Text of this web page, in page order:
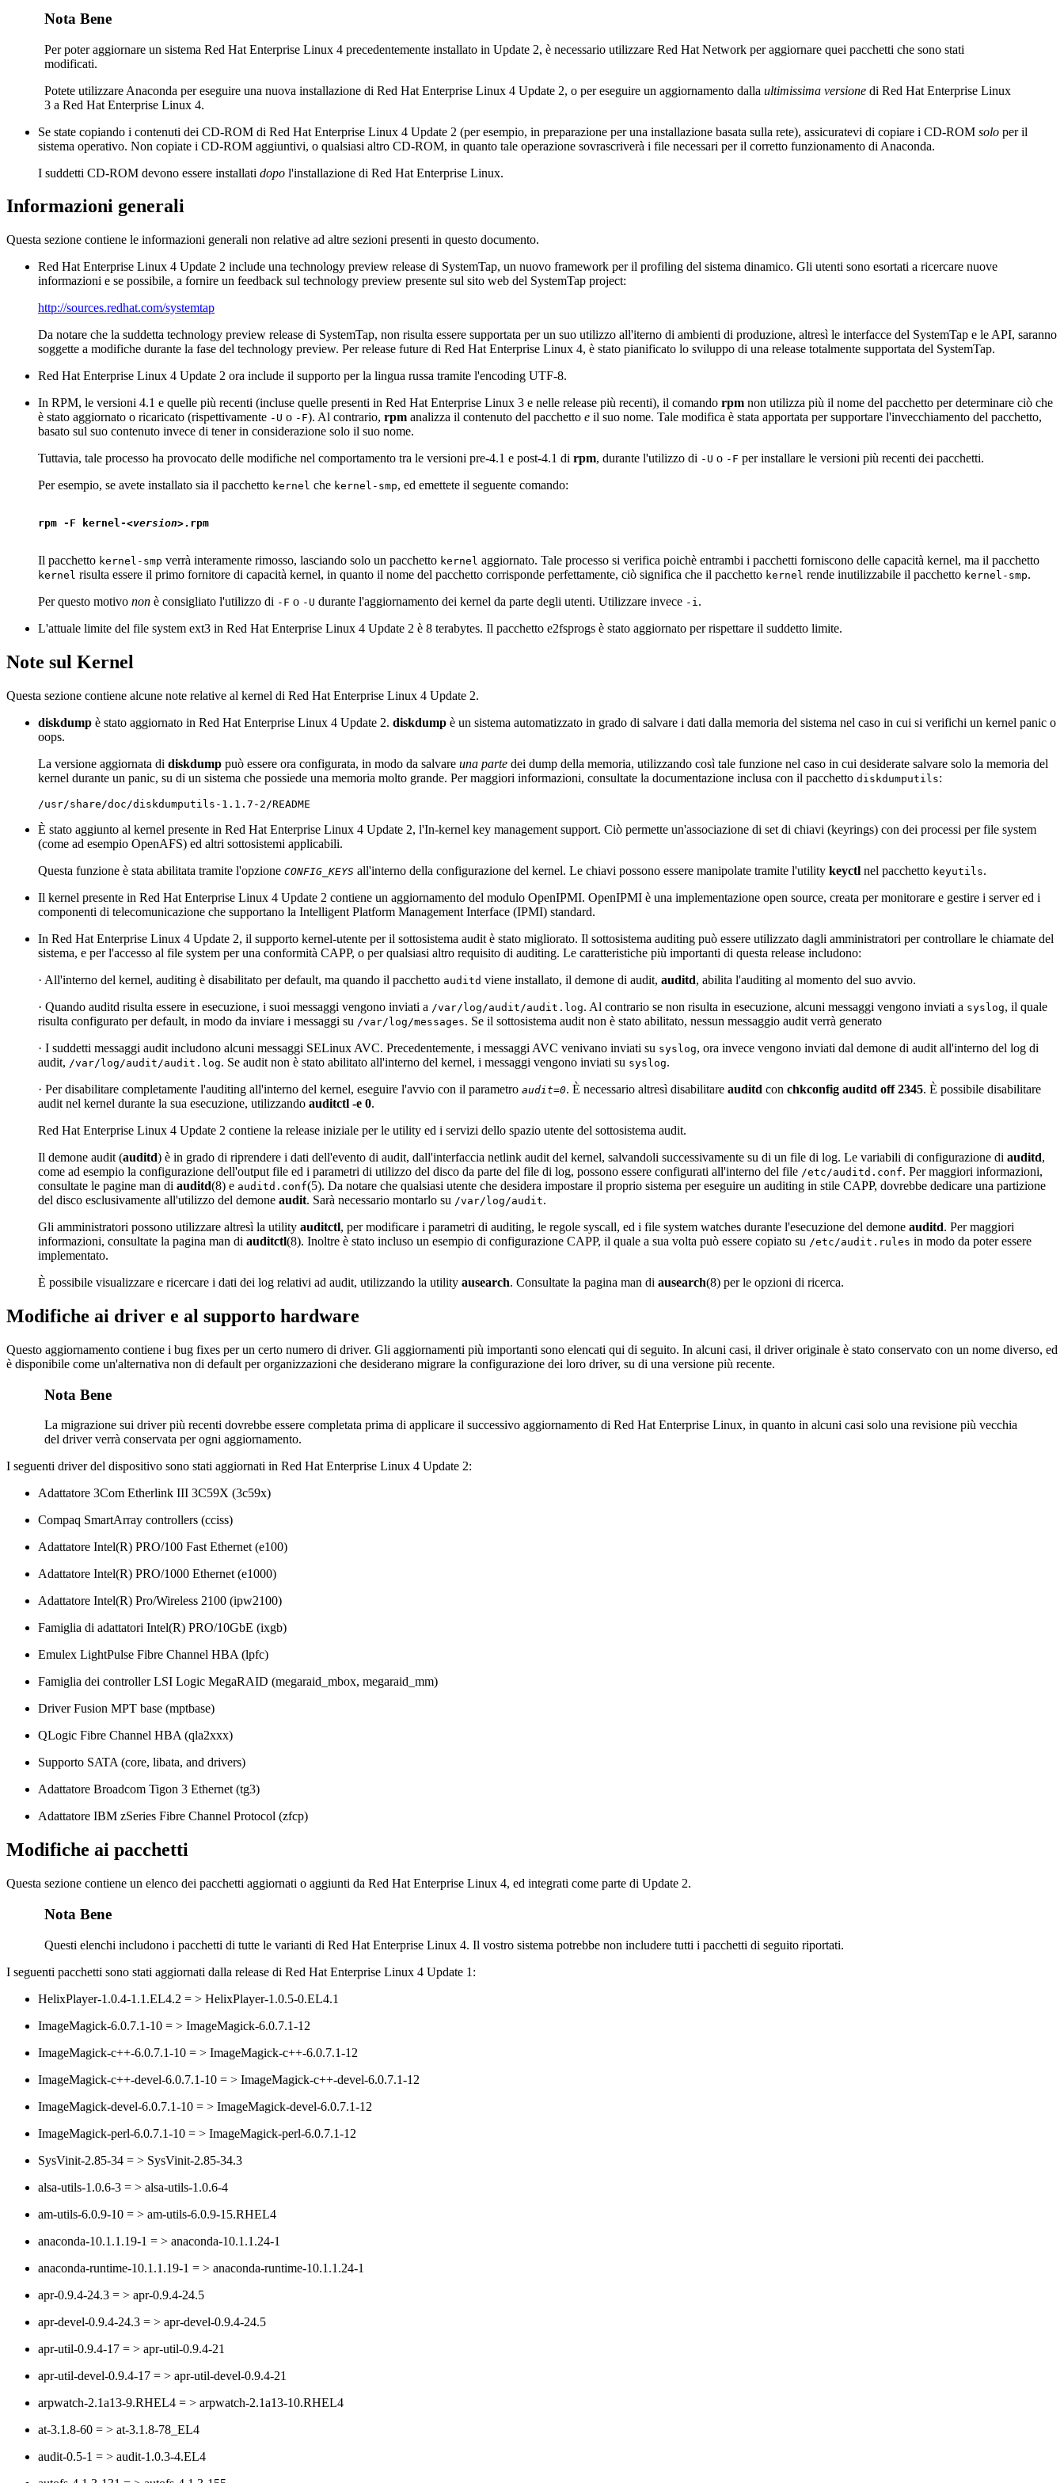
Nota Bene
Per poter aggiornare un sistema Red Hat Enterprise Linux 4 precedentemente installato in Update 2, è necessario utilizzare Red Hat Network per aggiornare quei pacchetti che sono stati
modificati.
Potete utilizzare Anaconda per eseguire una nuova installazione di Red Hat Enterprise Linux 4 Update 2, o per eseguire un aggiornamento dalla ultimissima versione di Red Hat Enterprise Linux
3 a Red Hat Enterprise Linux 4.
Se state copiando i contenuti dei CD-ROM di Red Hat Enterprise Linux 4 Update 2 (per esempio, in preparazione per una installazione basata sulla rete), assicuratevi di copiare i CD-ROM solo per il
sistema operativo. Non copiate i CD-ROM aggiuntivi, o qualsiasi altro CD-ROM, in quanto tale operazione sovrascriverà i file necessari per il corretto funzionamento di Anaconda.
I suddetti CD-ROM devono essere installati dopo l'installazione di Red Hat Enterprise Linux.
Informazioni generali
Questa sezione contiene le informazioni generali non relative ad altre sezioni presenti in questo documento.
Red Hat Enterprise Linux 4 Update 2 include una technology preview release di SystemTap, un nuovo framework per il profiling del sistema dinamico. Gli utenti sono esortati a ricercare nuove
informazioni e se possibile, a fornire un feedback sul technology preview presente sul sito web del SystemTap project:
http://sources.redhat.com/systemtap
Da notare che la suddetta technology preview release di SystemTap, non risulta essere supportata per un suo utilizzo all'iterno di ambienti di produzione, altresì le interfacce del SystemTap e le API, saranno
soggette a modifiche durante la fase del technology preview. Per release future di Red Hat Enterprise Linux 4, è stato pianificato lo sviluppo di una release totalmente supportata del SystemTap.
Red Hat Enterprise Linux 4 Update 2 ora include il supporto per la lingua russa tramite l'encoding UTF-8.
In RPM, le versioni 4.1 e quelle più recenti (incluse quelle presenti in Red Hat Enterprise Linux 3 e nelle release più recenti), il comando rpm non utilizza più il nome del pacchetto per determinare ciò che
è stato aggiornato o ricaricato (rispettivamente -U o -F). Al contrario, rpm analizza il contenuto del pacchetto e il suo nome. Tale modifica è stata apportata per supportare l'invecchiamento del pacchetto,
basato sul suo contenuto invece di tener in considerazione solo il suo nome.
Tuttavia, tale processo ha provocato delle modifiche nel comportamento tra le versioni pre-4.1 e post-4.1 di rpm, durante l'utilizzo di -U o -F per installare le versioni più recenti dei pacchetti.
Per esempio, se avete installato sia il pacchetto kernel che kernel-smp, ed emettete il seguente comando:
rpm -F kernel-<version
Il pacchetto kernel-smp verrà interamente rimosso, lasciando solo un pacchetto kernel aggiornato. Tale processo si verifica poichè entrambi i pacchetti forniscono delle capacità kernel, ma il pacchetto
kernel risulta essere il primo fornitore di capacità kernel, in quanto il nome del pacchetto corrisponde perfettamente, ciò significa che il pacchetto kernel rende inutilizzabile il pacchetto kernel-smp.
Per questo motivo non è consigliato l'utilizzo di -F o -U durante l'aggiornamento dei kernel da parte degli utenti. Utilizzare invece -i.
L'attuale limite del file system ext3 in Red Hat Enterprise Linux 4 Update 2 è 8 terabytes. Il pacchetto e2fsprogs è stato aggiornato per rispettare il suddetto limite.
Note sul Kernel
Questa sezione contiene alcune note relative al kernel di Red Hat Enterprise Linux 4 Update 2.
diskdump è stato aggiornato in Red Hat Enterprise Linux 4 Update 2. diskdump è un sistema automatizzato in grado di salvare i dati dalla memoria del sistema nel caso in cui si verifichi un kernel panic o
oops.
La versione aggiornata di diskdump può essere ora configurata, in modo da salvare una parte dei dump della memoria, utilizzando così tale funzione nel caso in cui desiderate salvare solo la memoria del
kernel durante un panic, su di un sistema che possiede una memoria molto grande. Per maggiori informazioni, consultate la documentazione inclusa con il pacchetto diskdumputils:
È stato aggiunto al kernel presente in Red Hat Enterprise Linux 4 Update 2, l'In-kernel key management support. Ciò permette un'associazione di set di chiavi (keyrings) con dei processi per file system
(come ad esempio OpenAFS) ed altri sottosistemi applicabili.
Questa funzione è stata abilitata tramite l'opzione CONFIG_KEYS all'interno della configurazione del kernel. Le chiavi possono essere manipolate tramite l'utility keyctl nel pacchetto keyutils.
Il kernel presente in Red Hat Enterprise Linux 4 Update 2 contiene un aggiornamento del modulo OpenIPMI. OpenIPMI è una implementazione open source, creata per monitorare e gestire i server ed i
componenti di telecomunicazione che supportano la Intelligent Platform Management Interface (IPMI) standard.
In Red Hat Enterprise Linux 4 Update 2, il supporto kernel-utente per il sottosistema audit è stato migliorato. Il sottosistema auditing può essere utilizzato dagli amministratori per controllare le chiamate del
sistema, e per l'accesso al file system per una conformità CAPP, o per qualsiasi altro requisito di auditing. Le caratteristiche più importanti di questa release includono:
· All'interno del kernel, auditing è disabilitato per default, ma quando il pacchetto auditd viene installato, il demone di audit, auditd, abilita l'auditing al momento del suo avvio.
· Quando auditd risulta essere in esecuzione, i suoi messaggi vengono inviati a /var/log/audit/audit.log. Al contrario se non risulta in esecuzione, alcuni messaggi vengono inviati a syslog, il quale
risulta configurato per default, in modo da inviare i messaggi su /var/log/messages. Se il sottosistema audit non è stato abilitato, nessun messaggio audit verrà generato
· I suddetti messaggi audit includono alcuni messaggi SELinux AVC. Precedentemente, i messaggi AVC venivano inviati su syslog, ora invece vengono inviati dal demone di audit all'interno del log di
audit, /var/log/audit/audit.log. Se audit non è stato abilitato all'interno del kernel, i messaggi vengono inviati su syslog.
· Per disabilitare completamente l'auditing all'interno del kernel, eseguire l'avvio con il parametro audit=0. È necessario altresì disabilitare auditd con chkconfig auditd off 2345. È possibile disabilitare
audit nel kernel durante la sua esecuzione, utilizzando auditctl -e 0.
Red Hat Enterprise Linux 4 Update 2 contiene la release iniziale per le utility ed i servizi dello spazio utente del sottosistema audit.
Il demone audit (auditd) è in grado di riprendere i dati dell'evento di audit, dall'interfaccia netlink audit del kernel, salvandoli successivamente su di un file di log. Le variabili di configurazione di auditd,
come ad esempio la configurazione dell'output file ed i parametri di utilizzo del disco da parte del file di log, possono essere configurati all'interno del file /etc/auditd.conf. Per maggiori informazioni,
consultate le pagine man di auditd(8) e auditd.conf(5). Da notare che qualsiasi utente che desidera impostare il proprio sistema per eseguire un auditing in stile CAPP, dovrebbe dedicare una partizione
del disco esclusivamente all'utilizzo del demone audit. Sarà necessario montarlo su /var/log/audit.
Gli amministratori possono utilizzare altresì la utility auditctl, per modificare i parametri di auditing, le regole syscall, ed i file system watches durante l'esecuzione del demone auditd. Per maggiori
informazioni, consultate la pagina man di auditctl(8). Inoltre è stato incluso un esempio di configurazione CAPP, il quale a sua volta può essere copiato su /etc/audit.rules in modo da poter essere
implementato.
È possibile visualizzare e ricercare i dati dei log relativi ad audit, utilizzando la utility ausearch. Consultate la pagina man di ausearch(8) per le opzioni di ricerca.
Modifiche ai driver e al supporto hardware
Questo aggiornamento contiene i bug fixes per un certo numero di driver. Gli aggiornamenti più importanti sono elencati qui di seguito. In alcuni casi, il driver originale è stato conservato con un nome diverso, ed
è disponibile come un'alternativa non di default per organizzazioni che desiderano migrare la configurazione dei loro driver, su di una versione più recente.
Nota Bene
La migrazione sui driver più recenti dovrebbe essere completata prima di applicare il successivo aggiornamento di Red Hat Enterprise Linux, in quanto in alcuni casi solo una revisione più vecchia
del driver verrà conservata per ogni aggiornamento.
I seguenti driver del dispositivo sono stati aggiornati in Red Hat Enterprise Linux 4 Update 2:
Adattatore 3Com Etherlink III 3C59X (3c59x)
Compaq SmartArray controllers (cciss)
Adattatore Intel(R) PRO/100 Fast Ethernet (e100)
Adattatore Intel(R) PRO/1000 Ethernet (e1000)
Adattatore Intel(R) Pro/Wireless 2100 (ipw2100)
Famiglia di adattatori Intel(R) PRO/10GbE (ixgb)
Emulex LightPulse Fibre Channel HBA (lpfc)
Famiglia dei controller LSI Logic MegaRAID (megaraid_mbox, megaraid_mm)
Driver Fusion MPT base (mptbase)
QLogic Fibre Channel HBA (qla2xxx)
Supporto SATA (core, libata, and drivers)
Adattatore Broadcom Tigon 3 Ethernet (tg3)
Adattatore IBM zSeries Fibre Channel Protocol (zfcp)
Modifiche ai pacchetti
Questa sezione contiene un elenco dei pacchetti aggiornati o aggiunti da Red Hat Enterprise Linux 4, ed integrati come parte di Update 2.
Nota Bene
Questi elenchi includono i pacchetti di tutte le varianti di Red Hat Enterprise Linux 4. Il vostro sistema potrebbe non includere tutti i pacchetti di seguito riportati.
I seguenti pacchetti sono stati aggiornati dalla release di Red Hat Enterprise Linux 4 Update 1:
HelixPlayer-1.0.4-1.1.EL4.2 = > HelixPlayer-1.0.5-0.EL4.1
ImageMagick-6.0.7.1-10 = > ImageMagick-6.0.7.1-12
ImageMagick-c++-6.0.7.1-10 = > ImageMagick-c++-6.0.7.1-12
ImageMagick-c++-devel-6.0.7.1-10 = > ImageMagick-c++-devel-6.0.7.1-12
ImageMagick-devel-6.0.7.1-10 = > ImageMagick-devel-6.0.7.1-12
ImageMagick-perl-6.0.7.1-10 = > ImageMagick-perl-6.0.7.1-12
SysVinit-2.85-34 = > SysVinit-2.85-34.3
alsa-utils-1.0.6-3 = > alsa-utils-1.0.6-4
am-utils-6.0.9-10 = > am-utils-6.0.9-15.RHEL4
anaconda-10.1.1.19-1 = > anaconda-10.1.1.24-1
anaconda-runtime-10.1.1.19-1 = > anaconda-runtime-10.1.1.24-1
apr-0.9.4-24.3 = > apr-0.9.4-24.5
apr-devel-0.9.4-24.3 = > apr-devel-0.9.4-24.5
apr-util-0.9.4-17 = > apr-util-0.9.4-21
apr-util-devel-0.9.4-17 = > apr-util-devel-0.9.4-21
arpwatch-2.1a13-9.RHEL4 = > arpwatch-2.1a13-10.RHEL4
at-3.1.8-60 = > at-3.1.8-78_EL4
audit-0.5-1 = > audit-1.0.3-4.EL4